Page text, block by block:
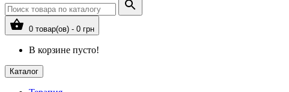
0 товар(ов) - 0 грн
В корзине пусто!
Каталог